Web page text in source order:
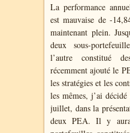
La performance
est mauvaise de -
maintenant plein.
deux sous-
l’autre constitué
récemment ajouté le
les stratégies et les
les mêmes, j’ai
juillet, dans la
deux PEA. Il y aura